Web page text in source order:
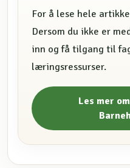
For å lese hele
Dersom du ikke er
inn og få tilgang til
læringsressurser.
Les mer